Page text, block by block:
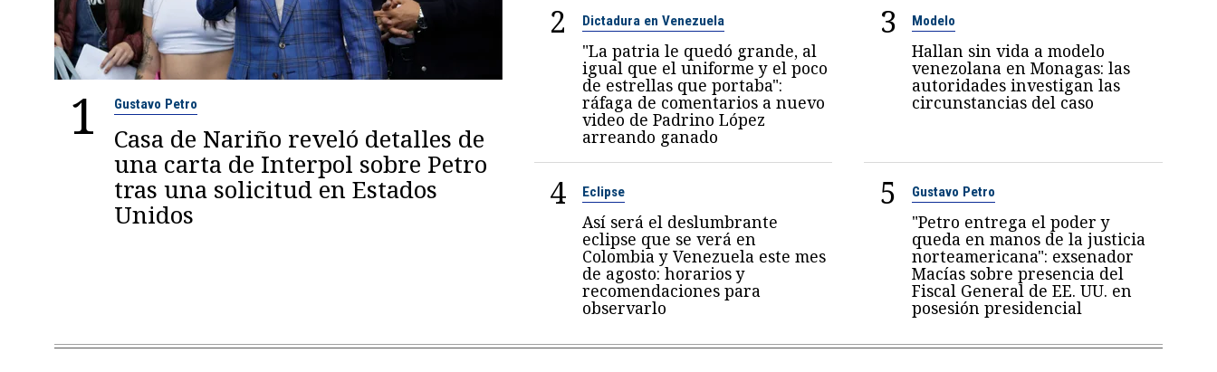
1 Gustavo Petro
Casa de Nariño reveló detalles de
una carta de Interpol sobre Petro
tras una solicitud en Estados
Unidos
2 Dictadura en Venezuela
"La patria le quedó grande, al
igual que el uniforme y el poco
de estrellas que portaba":
ráfaga de comentarios a nuevo
video de Padrino López
arreando ganado
3 Modelo
Hallan sin vida a modelo
venezolana en Monagas: las
autoridades investigan las
circunstancias del caso
4 Eclipse
Así será el deslumbrante
eclipse que se verá en
Colombia y Venezuela este mes
de agosto: horarios y
recomendaciones para
observarlo
5 Gustavo Petro
"Petro entrega el poder y
queda en manos de la justicia
norteamericana": exsenador
Macías sobre presencia del
Fiscal General de EE. UU. en
posesión presidencial